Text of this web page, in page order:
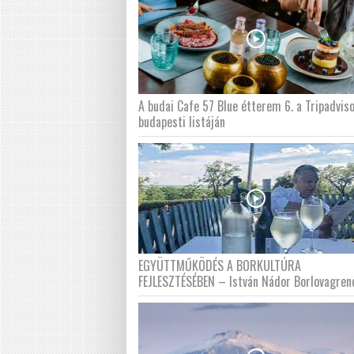
A budai Cafe 57 Blue étterem 6. a
budapesti listáján
EGYÜTTMŰKÖDÉS A BORKULTÚRA
FEJLESZTÉSÉBEN – István Nádor